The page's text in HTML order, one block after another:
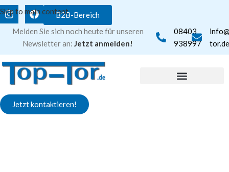
Skip to main contentB2B-Bereich
Melden Sie sich noch heute für unseren
Newsletter an: Jetzt anmelden!
08403
938997
tor.de
Jetzt kontaktieren!